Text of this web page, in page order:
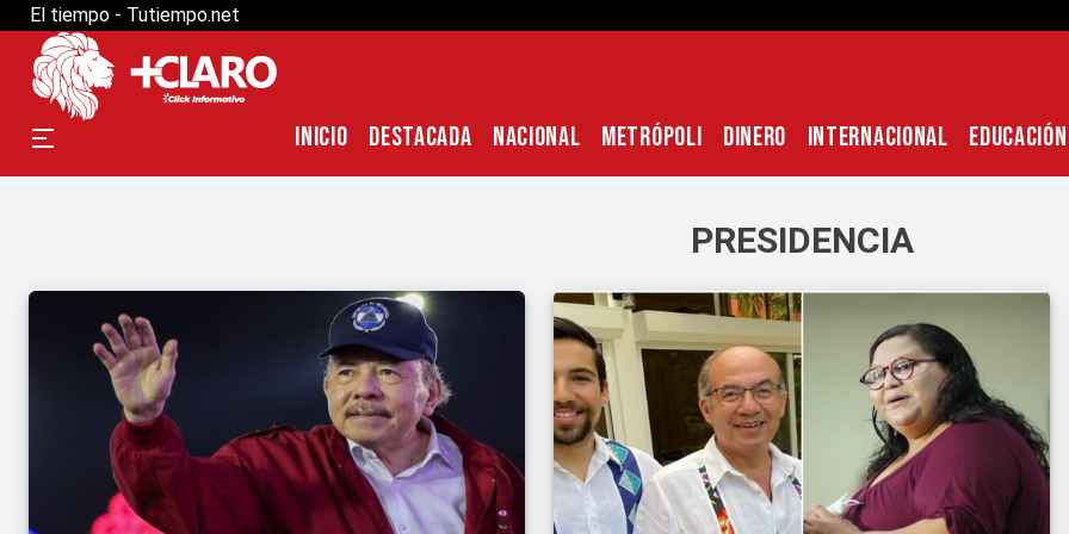
El tiempo - Tutiempo.net
INICIO DESTACADA NACIONAL METRÓPOLI DINERO INTERNACIONAL EDUCACIÓN
PRESIDENCIA